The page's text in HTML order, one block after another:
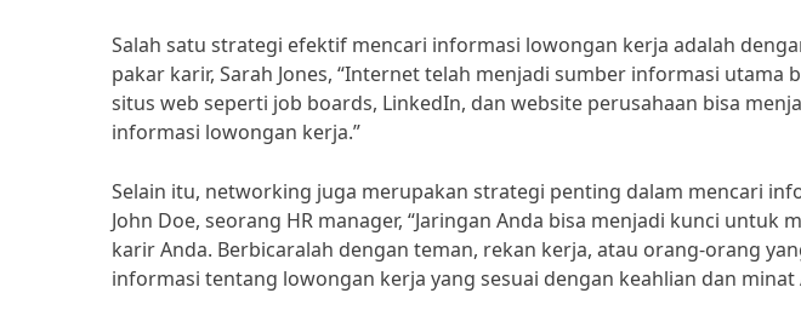
Salah satu strategi efektif mencari informasi lowongan kerja adalah
pakar karir, Sarah Jones, “Internet telah menjadi sumber informasi utama
situs web seperti job boards, LinkedIn, dan website perusahaan bisa
informasi lowongan kerja.”
Selain itu, networking juga merupakan strategi penting dalam mencari
John Doe, seorang HR manager, “Jaringan Anda bisa menjadi kunci
karir Anda. Berbicaralah dengan teman, rekan kerja, atau orang-orang
informasi tentang lowongan kerja yang sesuai dengan keahlian dan minat